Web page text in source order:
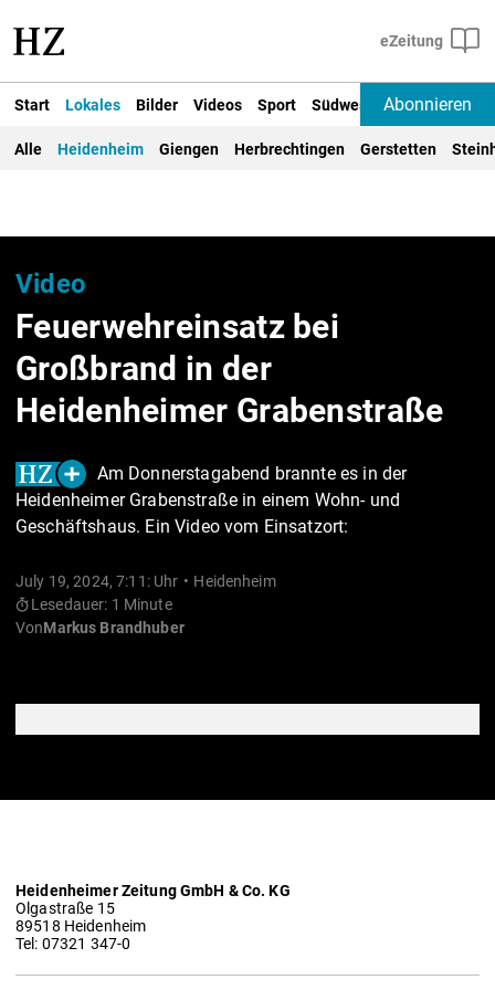
Start Lokales Bilder Videos Sport Südwest Deutschland
Abonnieren
Alle Heidenheim Giengen Herbrechtingen Gerstetten
Video
Feuerwehreinsatz bei
Großbrand in der
Heidenheimer Grabenstraße
Am Donnerstagabend brannte es in der
Heidenheimer Grabenstraße in einem Wohn- und
Geschäftshaus. Ein Video vom Einsatzort:
July 19, 2024, 7:11: Uhr
Heidenheim
Lesedauer: 1 Minute
VonMarkus Brandhuber
Heidenheimer Zeitung GmbH & Co. KG
Olgastraße 15
89518 Heidenheim
Tel: 07321 347-0